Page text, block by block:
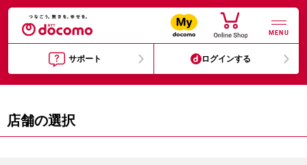
MENU
サポート ログインする
店舗の選択